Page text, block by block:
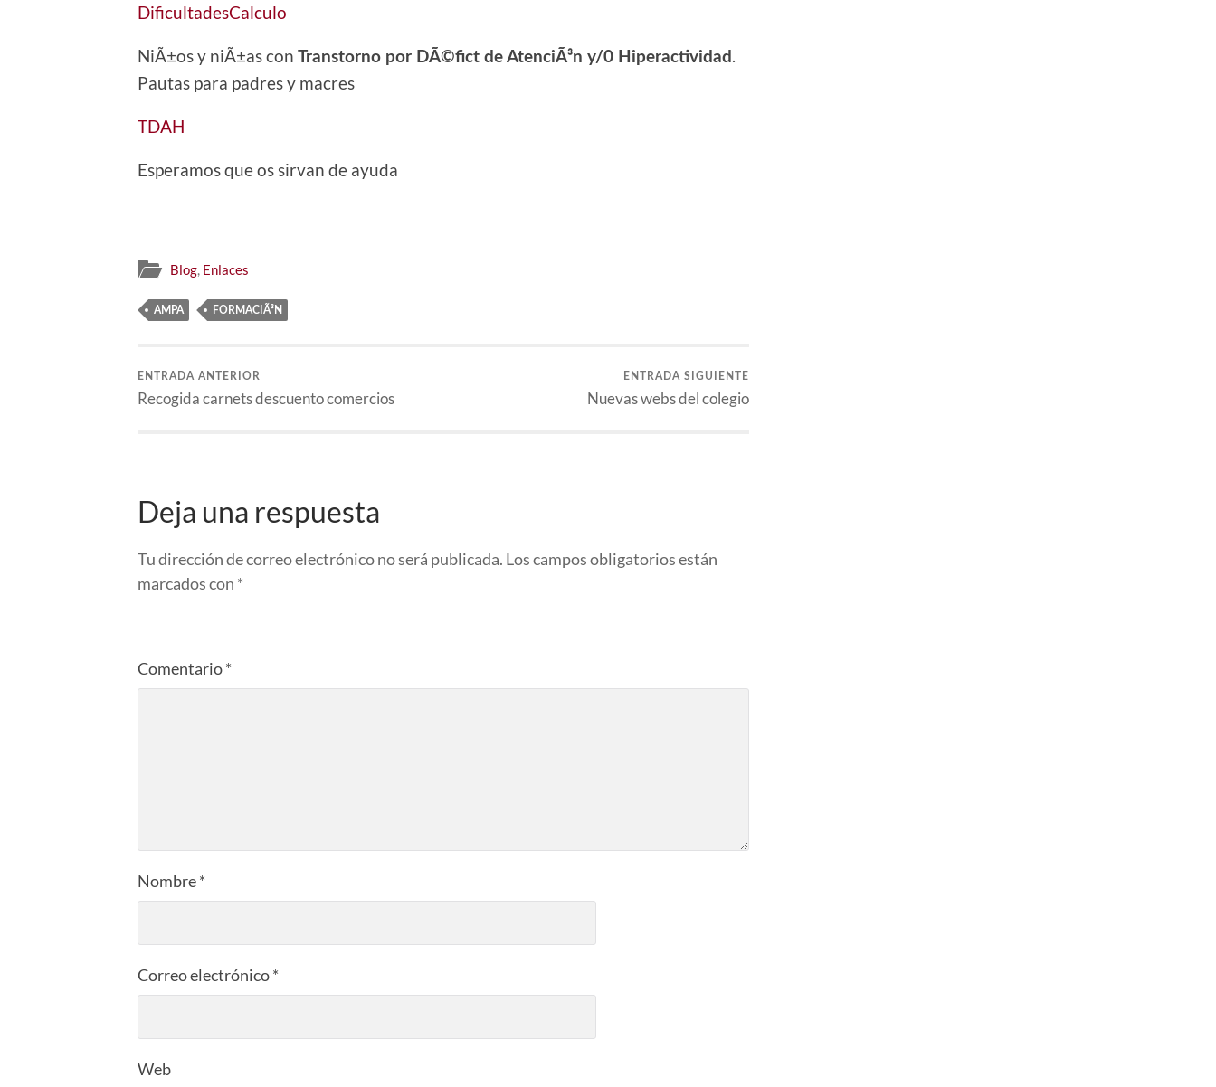
DificultadesCalculo
NiÃ±os y niÃ±as con Transtorno por DÃ©fict de AtenciÃ³n y/0 Hiperactividad
Pautas para padres y macres
TDAH
Esperamos que os sirvan de ayuda
Blog, Enlaces
AMPA FORMACIÃ³N
ENTRADA ANTERIOR
Recogida carnets descuento comercios
ENTRADA SIGUIENTE
Nuevas webs del colegio
Deja una respuesta
Tu dirección de correo electrónico no será publicada. Los campos obligatorios están
marcados con *
Comentario*
Nombre*
Correo electrónico*
Web